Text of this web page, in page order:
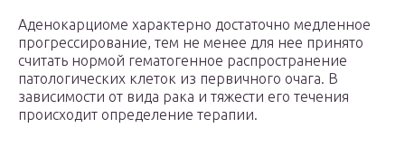
Аденокарциоме характерно достаточно медленное
прогрессирование, тем не менее для нее принято
считать нормой гематогенное распространение
патологических клеток из первичного очага. В
зависимости от вида рака и тяжести его течения
происходит определение терапии.